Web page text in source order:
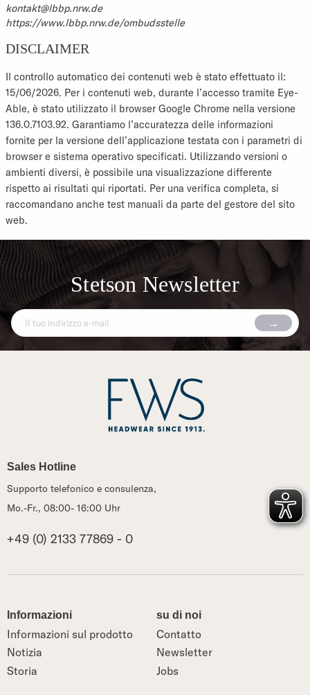
kontakt@lbbp.nrw.de
https://www.lbbp.nrw.de/ombudsstelle
DISCLAIMER
Il controllo automatico dei contenuti web è stato effettuato il:
15/06/2026. Per i contenuti web, durante l’accesso tramite Eye-
Able, è stato utilizzato il browser Google Chrome nella versione
136.0.7103.92. Garantiamo l’accuratezza delle informazioni
fornite per la versione dell’applicazione testata con i parametri di
browser e sistema operativo specificati. Utilizzando versioni o
ambienti diversi, è possibile una visualizzazione differente
rispetto ai risultati qui riportati. Per una verifica completa, si
raccomandano anche test manuali da parte del gestore del sito
web.
Stetson Newsletter
Informazioni
Informazioni sul prodotto
Notizia
Storia
su di noi
Contatto
Newsletter
Jobs
Sales Hotline
Supporto telefonico e consulenza,
Mo.-Fr., 08:00- 16:00 Uhr
+49 (0) 2133 77869 - 0